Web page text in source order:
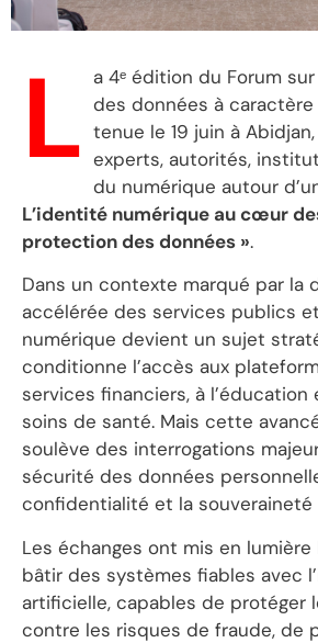
L a 4ᵉ édition du Forum
des données à caractère
tenue le 19 juin à
experts, autorités,
du numérique autour
L’identité numérique au cœur
protection des données ».
Dans un contexte marqué par la
accélérée des services publics
numérique devient un sujet
conditionne l’accès aux
services financiers, à l’éducation
soins de santé. Mais cette
soulève des interrogations
sécurité des données
confidentialité et la souveraineté
Les échanges ont mis en
bâtir des systèmes fiables avec
artificielle, capables de protéger
contre les risques de fraude, de